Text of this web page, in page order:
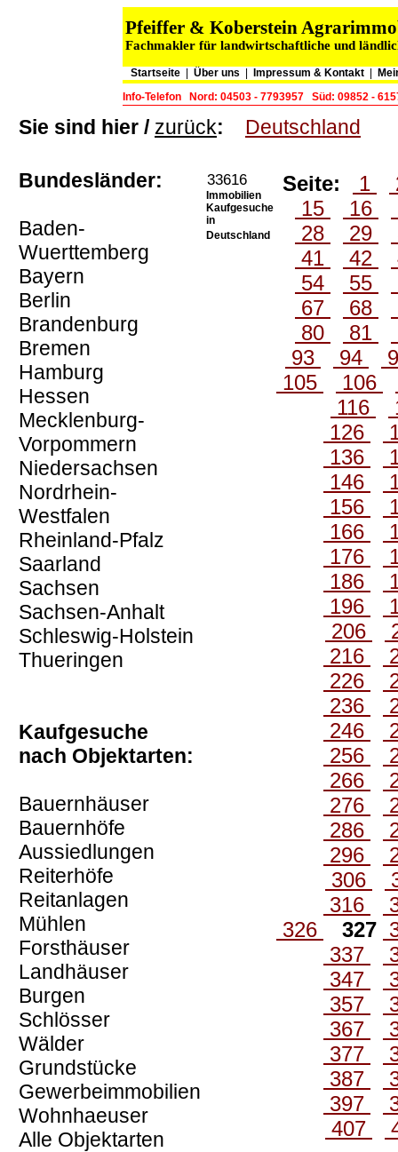
Pfeiffer & Koberstein
Fachmakler für landwirtschaftliche und
Startseite Über uns Impressum & Kontakt
Info-Telefon
Nord: 04503 - 7793957 Süd: 09852 -
Sie sind hier / zurück: Deutschland
Bundesländer:
Baden-
Wuerttemberg
Bayern
Berlin
Brandenburg
Bremen
Hamburg
Hessen
Mecklenburg-
Vorpommern
Niedersachsen
Nordrhein-
Westfalen
Rheinland-Pfalz
Saarland
Sachsen
Sachsen-Anhalt
Schleswig-Holstein
Thueringen
Kaufgesuche
nach Objektarten:
Bauernhäuser
Bauernhöfe
Aussiedlungen
Reiterhöfe
Reitanlagen
Mühlen
Forsthäuser
Landhäuser
Burgen
Schlösser
Wälder
Grundstücke
Gewerbeimmobilien
Wohnhaeuser
Alle Objektarten
33616
Immobilien
Kaufgesuche
in
Deutschland
Seite: 1
15
16
28
29
41
42
54
55
67
68
80
81
93
94
105
106
116
126
136
146
156
166
176
186
196
206
216
226
236
246
256
266
276
286
296
306
316
326
327
337
347
357
367
377
387
397
407